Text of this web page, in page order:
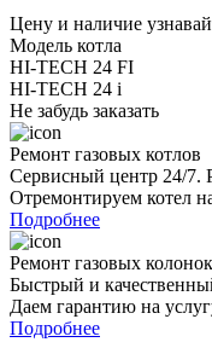
Цену и наличие
Модель котла
HI-TECH 24 FI
HI-TECH 24 i
Не забудь заказать
Ремонт газовых котлов
Сервисный центр 24/7.
Отремонтируем котел
Подробнее
Ремонт газовых колонок
Быстрый и
Даем гарантию на
Подробнее